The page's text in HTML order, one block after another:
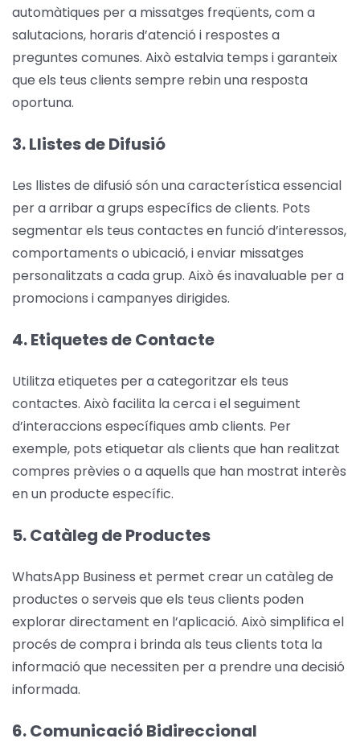
automàtiques per a missatges freqüents, com a
salutacions, horaris d’atenció i respostes a
preguntes comunes. Això estalvia temps i garanteix
que els teus clients sempre rebin una resposta
oportuna.
3. Llistes de Difusió
Les llistes de difusió són una característica essencial
per a arribar a grups específics de clients. Pots
segmentar els teus contactes en funció d’interessos,
comportaments o ubicació, i enviar missatges
personalitzats a cada grup. Això és inavaluable per a
promocions i campanyes dirigides.
4. Etiquetes de Contacte
Utilitza etiquetes per a categoritzar els teus
contactes. Això facilita la cerca i el seguiment
d’interaccions específiques amb clients. Per
exemple, pots etiquetar als clients que han realitzat
compres prèvies o a aquells que han mostrat interès
en un producte específic.
5. Catàleg de Productes
WhatsApp Business et permet crear un catàleg de
productes o serveis que els teus clients poden
explorar directament en l’aplicació. Això simplifica el
procés de compra i brinda als teus clients tota la
informació que necessiten per a prendre una decisió
informada.
6. Comunicació Bidireccional